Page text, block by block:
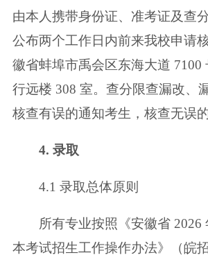
由本人携带身份证、准考证及查
公布两个工作日内前来我校申请
徽省蚌埠市禹会区东海大道 7100
行远楼 308 室。查分限查漏改、
核查有误的通知考生，核查无误
4. 录取
4.1 录取总体原则
所有专业按照《安徽省 2026
本考试招生工作操作办法》（皖